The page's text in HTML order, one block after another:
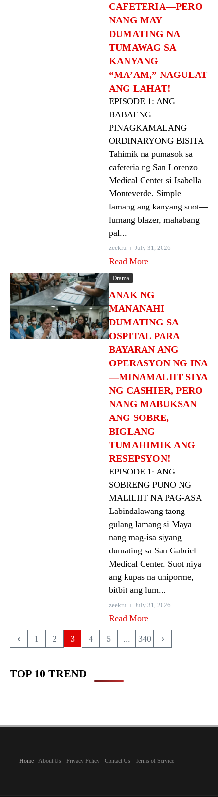
CAFETERIA—PERO
NANG MAY
DUMATING NA
TUMAWAG SA
KANYANG
“MA’AM,” NAGULAT
ANG LAHAT!
EPISODE 1: ANG
BABAENG
PINAGKAMALANG
ORDINARYONG BISITA
Tahimik na pumasok sa
cafeteria ng San Lorenzo
Medical Center si Isabella
Monteverde. Simple
lamang ang kanyang suot—
lumang blazer, mahabang
pal...
zeekru July 31, 2026
Read More
Drama
ANAK NG
MANANAHI
DUMATING SA
OSPITAL PARA
BAYARAN ANG
OPERASYON NG INA
—MINAMALIIT SIYA
NG CASHIER, PERO
NANG MABUKSAN
ANG SOBRE,
BIGLANG
TUMAHIMIK ANG
RESEPSYON!
EPISODE 1: ANG
SOBRENG PUNO NG
MALILIIT NA PAG-ASA
Labindalawang taong
gulang lamang si Maya
nang mag-isa siyang
dumating sa San Gabriel
Medical Center. Suot niya
ang kupas na uniporme,
bitbit ang lum...
zeekru July 31, 2026
Read More
1 2 3 4 5 ... 340
TOP 10 TREND
Home About Us Privacy Policy Contact Us Terms of Service